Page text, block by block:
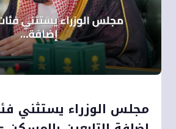
مجلس الوزراء يستثني